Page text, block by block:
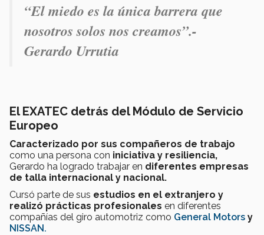
“El miedo es la única barrera que
nosotros solos nos creamos”.-
Gerardo Urrutia
El EXATEC detrás del Módulo de Servicio
Europeo
Caracterizado por sus compañeros de trabajo
como una persona con iniciativa y resiliencia,
Gerardo ha logrado trabajar en diferentes empresas
de talla internacional y nacional.
Cursó parte de sus estudios en el extranjero y
realizó prácticas profesionales en diferentes
compañías del giro automotriz como General Motors y
NISSAN.